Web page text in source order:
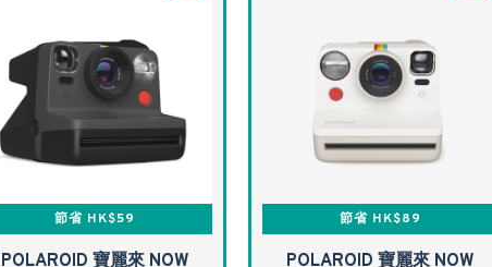
節省 HK$59
POLAROID 寶麗來 NOW
節省 HK$89
POLAROID 寶麗來 NOW